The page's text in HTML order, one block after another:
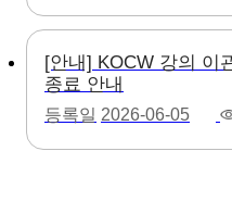
[안내] KOCW 강의 이
종료 안내
등록일 2026-06-05